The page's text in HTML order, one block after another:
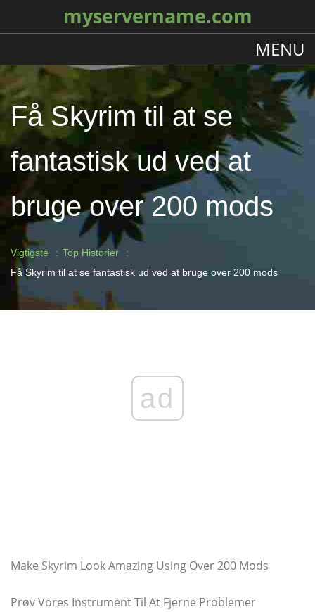
myservername.com
MENU
Få Skyrim til at se
fantastisk ud ved at
bruge over 200 mods
Vigtigste
Top Historier
Få Skyrim til at se fantastisk ud ved at bruge over 200 mods
ad
Make Skyrim Look Amazing Using Over 200 Mods
Prøv Vores Instrument Til At Fjerne Problemer